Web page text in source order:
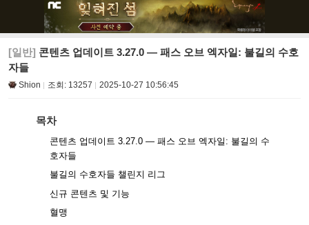
[일반] 콘텐츠 업데이트 3.27.0 — 패스 오브 엑자일: 불길의 수호
자들
Shion 조회: 13257 2025-10-27 10:56:45
목차
콘텐츠 업데이트 3.27.0 — 패스 오브 엑자일: 불길의 수
호자들
불길의 수호자들 챌린지 리그
신규 콘텐츠 및 기능
혈맹